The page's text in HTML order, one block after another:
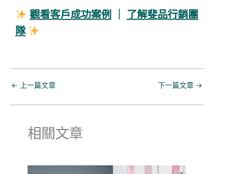
觀看客戶成功案例
了解斐品行銷團
隊
← 上一篇文章 下一篇文章 →
相關文章